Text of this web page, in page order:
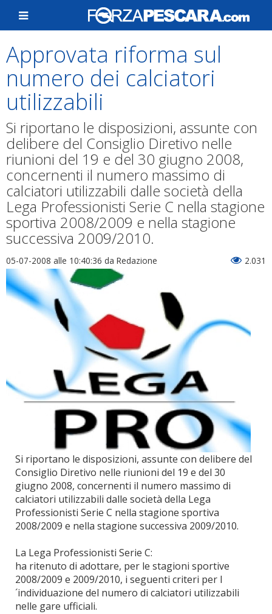
Approvata riforma sul
numero dei calciatori
utilizzabili
Si riportano le disposizioni, assunte con
delibere del Consiglio Diretivo nelle
riunioni del 19 e del 30 giugno 2008,
concernenti il numero massimo di
calciatori utilizzabili dalle società della
Lega Professionisti Serie C nella stagione
sportiva 2008/2009 e nella stagione
successiva 2009/2010.
05-07-2008 alle 10:40:36 da Redazione 2.031
Si riportano le disposizioni, assunte con delibere del
Consiglio Diretivo nelle riunioni del 19 e del 30
giugno 2008, concernenti il numero massimo di
calciatori utilizzabili dalle società della Lega
Professionisti Serie C nella stagione sportiva
2008/2009 e nella stagione successiva 2009/2010.
La Lega Professionisti Serie C:
ha ritenuto di adottare, per le stagioni sportive
2008/2009 e 2009/2010, i seguenti criteri per l
´individuazione del numero di calciatori utilizzabili
nelle gare ufficiali.